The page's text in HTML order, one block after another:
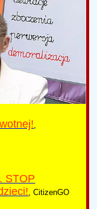
STOP
, CitizenGO